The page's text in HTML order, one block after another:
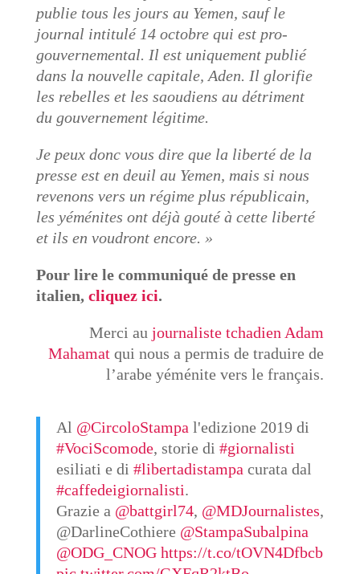
publie tous les jours au Yemen, sauf le
journal intitulé 14 octobre qui est pro-
gouvernemental. Il est uniquement publié
dans la nouvelle capitale, Aden. Il glorifie
les rebelles et les saoudiens au détriment
du gouvernement légitime.
Je peux donc vous dire que la liberté de la
presse est en deuil au Yemen, mais si nous
revenons vers un régime plus républicain,
les yéménites ont déjà gouté à cette liberté
et ils en voudront encore. »
Pour lire le communiqué de presse en
italien, cliquez ici.
Merci aujournaliste tchadien Adam
Mahamat qui nous a permis de traduire de
l’arabe yéménite vers le français.
Al @CircoloStampal'edizione 2019 di
#VociScomode, storie di #giornalisti
esiliati e di #libertadistampacurata dal
#caffedeigiornalisti.
Grazie a @battgirl74, @MDJournalistes,
@DarlineCothiere @StampaSubalpina
@ODG_CNOG https://t.co/tOVN4Dfbcb